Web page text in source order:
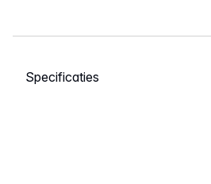
Selecteer een tabblad